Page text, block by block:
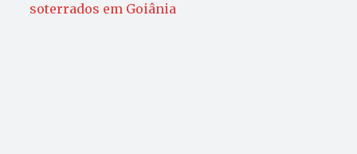
soterrados em Goiânia